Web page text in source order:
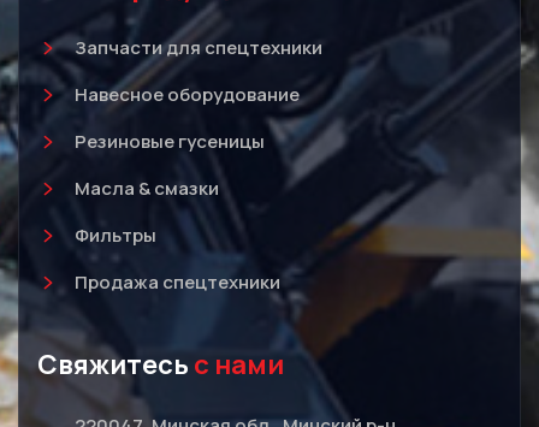
Запчасти для спецтехники
Навесное оборудование
Резиновые гусеницы
Масла & смазки
Фильтры
Продажа спецтехники
Свяжитесь с нами